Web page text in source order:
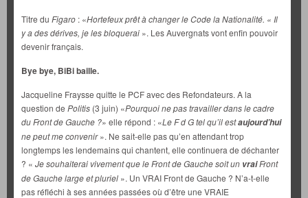
Titre du Figaro : «Hortefeux prêt à changer le Code la Nationalité. « Il
y a des dérives, je les bloquerai ». Les Auvergnats vont enfin pouvoir
devenir français.
Bye bye, BiBi baille.
Jacqueline Fraysse quitte le PCF avec des Refondateurs. A la
question de Politis (3 juin) «Pourquoi ne pas travailler dans le cadre
du Front de Gauche ?» elle répond : «Le F d G tel qu’il estaujourd’hui
ne peut me convenir». Ne sait-elle pas qu’en attendant trop
longtemps les lendemains qui chantent, elle continuera de déchanter
? « Je souhaiterai vivement que le Front de Gauche soit un vraiFront
de Gauche large et pluriel ». Un VRAI Front de Gauche ? N’a-t-elle
pas réfléchi à ses années passées où d’être une VRAIE